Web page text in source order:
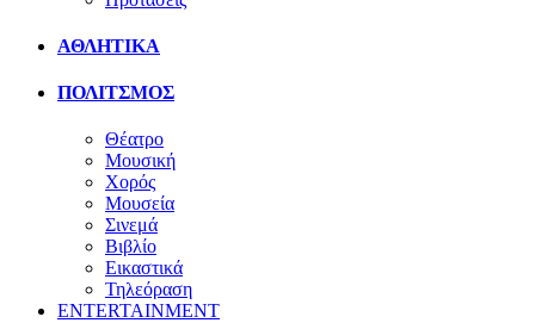
ΑΘΛΗΤΙΚΑ
ΠΟΛΙΤΣΜΟΣ
Θέατρο
Μουσική
Χορός
Μουσεία
Σινεμά
Βιβλίο
Εικαστικά
Τηλεόραση
ENTERTAINMENT